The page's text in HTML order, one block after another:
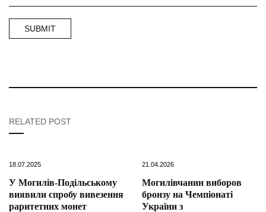
RELATED POST
18.07.2025
У Могилів-Подільському
виявили спробу вивезення
раритетних монет
21.04.2026
Могилівчанин виборов
бронзу на Чемпіонаті
України з